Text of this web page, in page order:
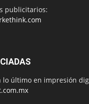
publicitarios:
lo último en impresión